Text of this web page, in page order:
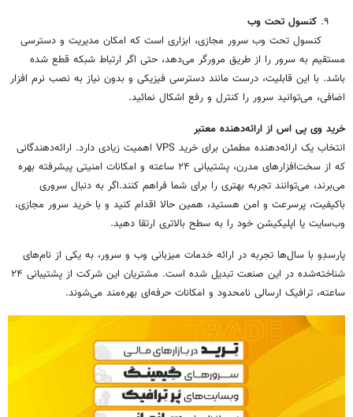
کنسول تحت وب
کنسول تحت وب سرور مجازی، ابزاری است که امکان مدیریت و دسترسی
مستقیم به سرور را از طریق مرورگر می‌دهد، حتی اگر ارتباط شبکه قطع شده
باشد. با این قابلیت، درست مانند دسترسی فیزیکی و بدون نیاز به نصب نرم افزار
اضافی، می‌توانید سرور را کنترل و رفع اشکال نمائید.
خرید وی پی اس از ارائه‌دهنده معتبر
انتخاب یک ارائه‌دهنده مطمئن برای خرید VPS اهمیت زیادی دارد. ارائه‌دهندگانی
که از سخت‌افزارهای مدرن، پشتیبانی ۲۴ ساعته و امکانات امنیتی پیشرفته بهره
می‌برند، می‌توانند تجربه بهتری را برای شما فراهم کنند.اگر به دنبال سروری
باکیفیت، پرسرعت و امن هستید، همین حالا اقدام کنید و با خرید سرور مجازی،
وب‌سایت یا اپلیکیشن خود را به سطح بالاتری ارتقا دهید.
پارسدِو با سال‌ها تجربه در ارائه خدمات میزبانی وب و سرور، به یکی از نام‌های
شناخته‌شده در این صنعت تبدیل شده است. مشتریان این شرکت از پشتیبانی ۲۴
ساعته، ترافیک ارسالی نامحدود و امکانات حرفه‌ای بهره‌مند می‌شوند.